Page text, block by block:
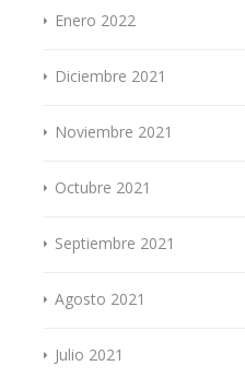
Enero 2022
Diciembre 2021
Noviembre 2021
Octubre 2021
Septiembre 2021
Agosto 2021
Julio 2021